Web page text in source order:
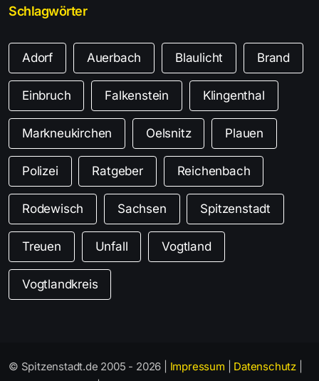
Schlagwörter
Adorf Auerbach Blaulicht Brand
Einbruch Falkenstein Klingenthal
Markneukirchen Oelsnitz Plauen
Polizei Ratgeber Reichenbach
Rodewisch Sachsen Spitzenstadt
Treuen Unfall Vogtland
Vogtlandkreis
© Spitzenstadt.de 2005 - 2026 | Impressum Datenschutz